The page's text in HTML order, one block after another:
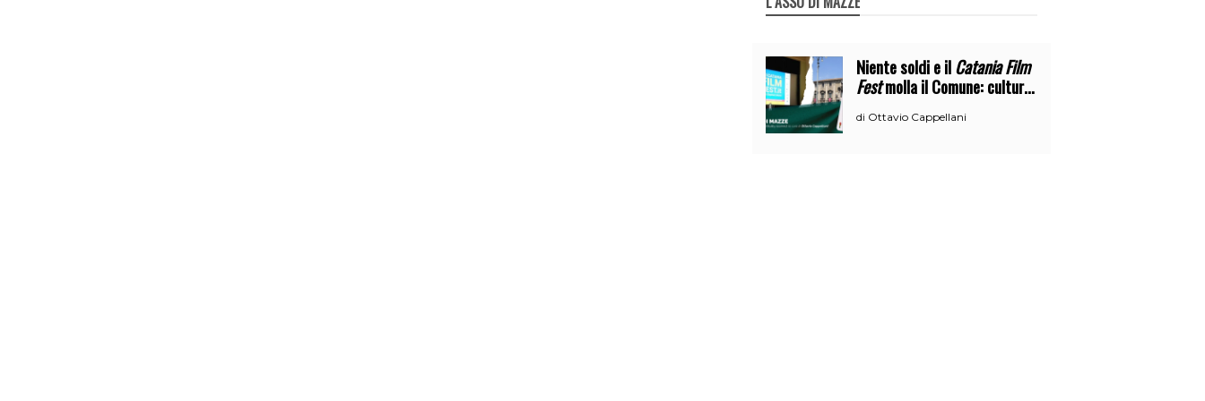
Niente soldi e ilCatania Film
Festmolla il Comune: cultura
di Ottavio Cappellani